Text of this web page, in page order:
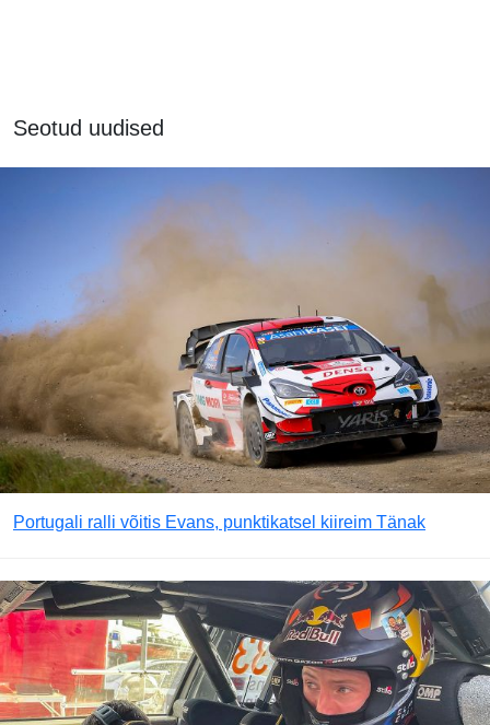
Seotud uudised
Portugali ralli võitis Evans, punktikatsel kiireim Tänak